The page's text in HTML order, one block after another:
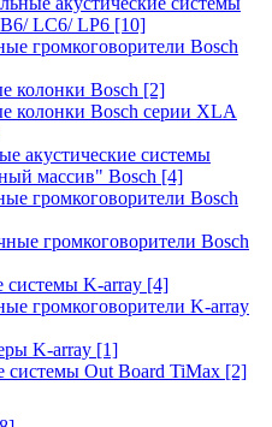
LC6/ LP6 [10]
громкоговорители Bosch
колонки Bosch [2]
колонки Bosch серии XLA
акустические системы
массив" Bosch [4]
громкоговорители Bosch
громкоговорители Bosch
системы K-array [4]
громкоговорители K-array
K-array [1]
Out Board TiMax [2]